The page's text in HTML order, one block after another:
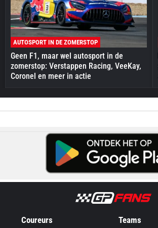
AUTOSPORT IN DE ZOMERSTOP
Geen F1, maar wel autosport in de
zomerstop: Verstappen Racing, VeeKay,
Coronel en meer in actie
Coureurs Teams